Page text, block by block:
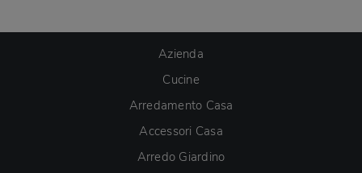
Azienda
Cucine
Arredamento Casa
Accessori Casa
Arredo Giardino